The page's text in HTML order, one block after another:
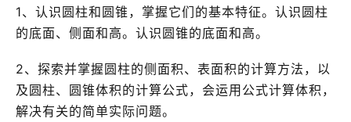
1、认识圆柱和圆锥，掌握它们的基本特征。认识圆柱
的底面、侧面和高。认识圆锥的底面和高。
2、探索并掌握圆柱的侧面积、表面积的计算方法，以
及圆柱、圆锥体积的计算公式，会运用公式计算体积，
解决有关的简单实际问题。